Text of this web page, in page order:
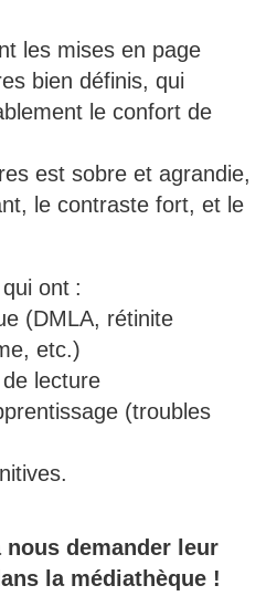
les mises en page
bien définis, qui
le confort de
est sobre et agrandie,
le contraste fort, et le
ont :
(DMLA, rétinite
etc.)
lecture
(troubles
nous demander leur
la médiathèque !